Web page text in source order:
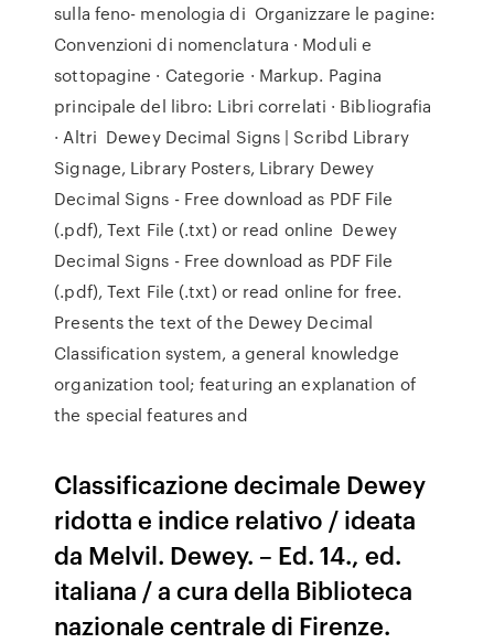
sulla feno- menologia di Organizzare le pagine:
Convenzioni di nomenclatura · Moduli e
sottopagine · Categorie · Markup. Pagina
principale del libro: Libri correlati · Bibliografia
· Altri Dewey Decimal Signs | Scribd Library
Signage, Library Posters, Library Dewey
Decimal Signs - Free download as PDF File
(.pdf), Text File (.txt) or read online Dewey
Decimal Signs - Free download as PDF File
(.pdf), Text File (.txt) or read online for free.
Presents the text of the Dewey Decimal
Classification system, a general knowledge
organization tool; featuring an explanation of
the special features and
Classificazione decimale Dewey
ridotta e indice relativo / ideata
da Melvil. Dewey. – Ed. 14., ed.
italiana / a cura della Biblioteca
nazionale centrale di Firenze.